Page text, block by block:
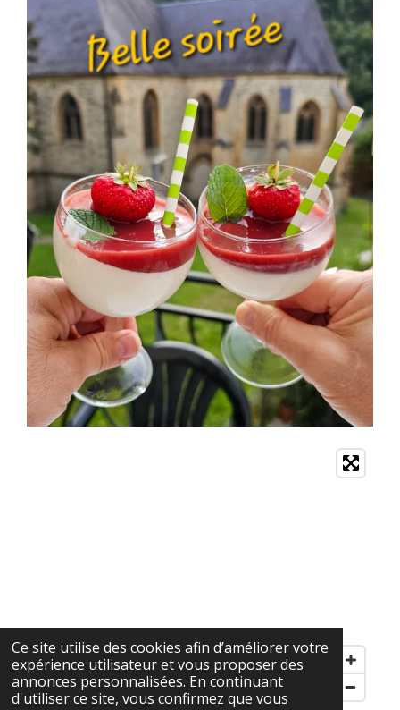
Ce site utilise des cookies afin d’améliorer votre
expérience utilisateur et vous proposer des
annonces personnalisées. En continuant
d'utiliser ce site, vous confirmez que vous